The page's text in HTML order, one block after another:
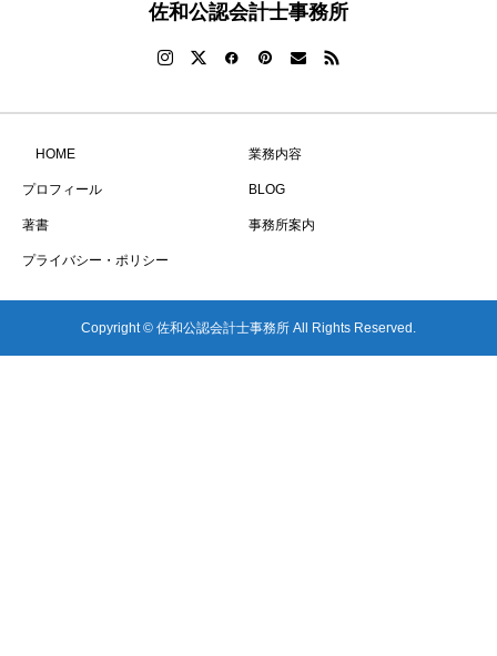
佐和公認会計士事務所
HOME 業務内容
プロフィール BLOG
著書 事務所案内
プライバシー・ポリシー
Copyright © 佐和公認会計士事務所 All Rights Reserved.